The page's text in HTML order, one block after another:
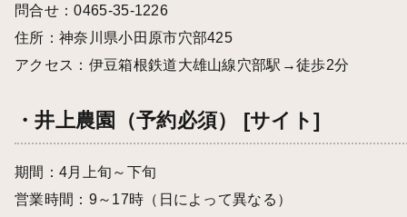
問合せ：0465-35-1226
住所：神奈川県小田原市穴部425
アクセス：伊豆箱根鉄道大雄山線穴部駅→徒歩2分
・井上農園（予約必須） [サイト]
期間：4月上旬～下旬
営業時間：9～17時（日によって異なる）